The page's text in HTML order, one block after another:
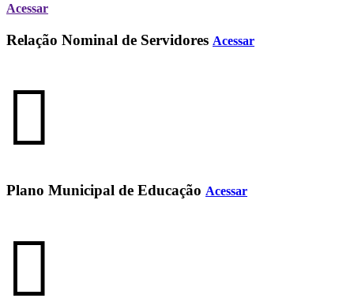
Acessar
Relação Nominal de Servidores Acessar
Plano Municipal de Educação Acessar